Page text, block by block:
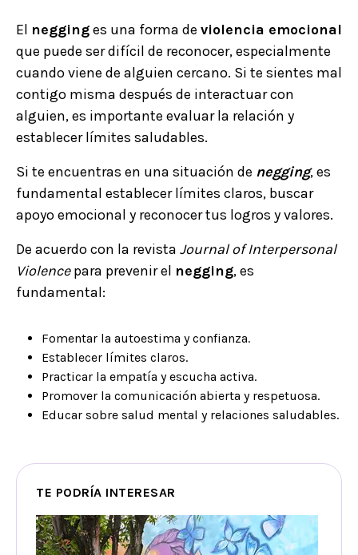
El negginges una forma de violencia emocional
que puede ser difícil de reconocer, especialmente
cuando viene de alguien cercano. Si te sientes mal
contigo misma después de interactuar con
alguien, es importante evaluar la relación y
establecer límites saludables.
Si te encuentras en una situación de negging, es
fundamental establecer límites claros, buscar
apoyo emocional y reconocer tus logros y valores.
De acuerdo con la revista Journal of Interpersonal
Violencepara prevenir el negging, es
fundamental:
Fomentar la autoestima y confianza.
Establecer límites claros.
Practicar la empatía y escucha activa.
Promover la comunicación abierta y respetuosa.
Educar sobre salud mental y relaciones saludables.
TE PODRÍA INTERESAR